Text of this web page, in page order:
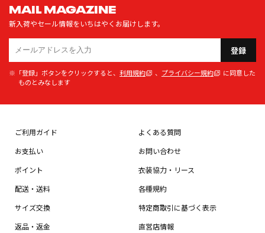
MAIL MAGAZINE
新入荷やセール情報をいちはやくお届けします。
登録
※「登録」ボタンをクリックすると、 利用規約 、 プライバシー規約
に同意した
ものとみなします
ご利用ガイド
お支払い
ポイント
配送・送料
サイズ交換
返品・返金
よくある質問
お問い合わせ
衣装協力・リース
各種規約
特定商取引に基づく表示
直営店情報